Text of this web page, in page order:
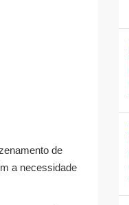
de
a necessidade